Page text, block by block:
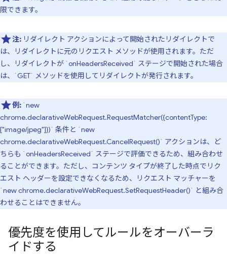
限できます。
注: リダイレクト アクションによって開始されたリダイレクトで
は、リダイレクトに元のリクエスト メソッドが使用されます。ただ
し、リダイレクトが `onHeadersReceived` ステージで開始された場合
は、`GET` メソッドを使用してリダイレクトが発行されます。
例: `new
chrome.declarativeWebRequest.RequestMatcher({contentType:
["image/jpeg"]})` 条件と `new
chrome.declarativeWebRequest.CancelRequest()` アクションは、ど
ちらも `onHeadersReceived` ステージで評価できるため、組み合わせ
ることができます。ただし、コンテンツ タイプが終了した時点でリク
エスト ヘッダーを設定できなくなるため、リクエスト マッチャーを
`new chrome.declarativeWebRequest.SetRequestHeader()` と組み合
わせることはできません。
優先度を使用してルールをオーバーラ
イドする